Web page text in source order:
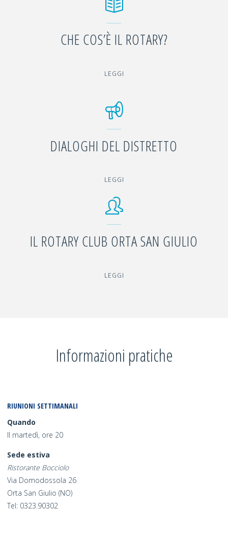
CHE COS’È IL ROTARY?
LEGGI
DIALOGHI DEL DISTRETTO
LEGGI
IL ROTARY CLUB ORTA SAN GIULIO
LEGGI
Informazioni pratiche
RIUNIONI SETTIMANALI
Quando
Il martedì, ore 20
Sede estiva
Ristorante Bocciolo
Via Domodossola 26
Orta San Giulio (NO)
Tel: 0323.90302